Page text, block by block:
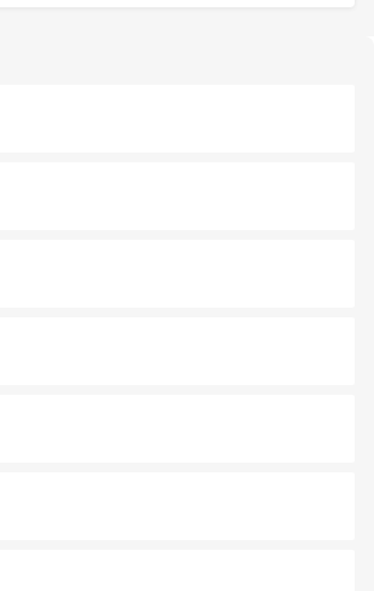
カーズは地元の風情を楽しめる外せないスポット